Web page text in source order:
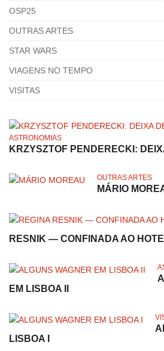
OSP25
OUTRAS ARTES
STAR WARS
VIAGENS NO TEMPO
VISITAS
ASTRONOMIAS
KRZYSZTOF PENDERECKI:
OUTRAS ARTES
MÁRIO
RESNIK — CONFINADA AO
EM LISBOA II
LISBOA I